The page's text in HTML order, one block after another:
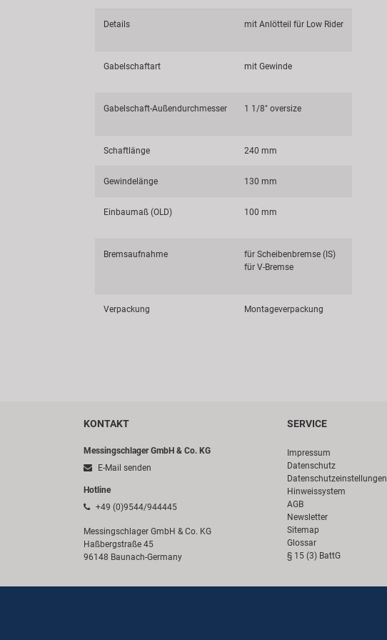
Details mit Anlötteil für Low Rider
Gabelschaftart mit Gewinde
Gabelschaft-Außendurchmesser 1 1/8" oversize
Schaftlänge 240 mm
Gewindelänge 130 mm
Einbaumaß (OLD) 100 mm
Bremsaufnahme
für Scheibenbremse (IS)
für V-Bremse
Verpackung Montageverpackung
KONTAKT
Messingschlager GmbH & Co. KG
E-Mail senden
Hotline
+49 (0)9544/944445
Messingschlager GmbH & Co. KG
Haßbergstraße 45
96148 Baunach-Germany
SERVICE
Impressum
Datenschutz
Datenschutzeinstellungen
Hinweissystem
AGB
Newsletter
Sitemap
Glossar
§ 15 (3) BattG